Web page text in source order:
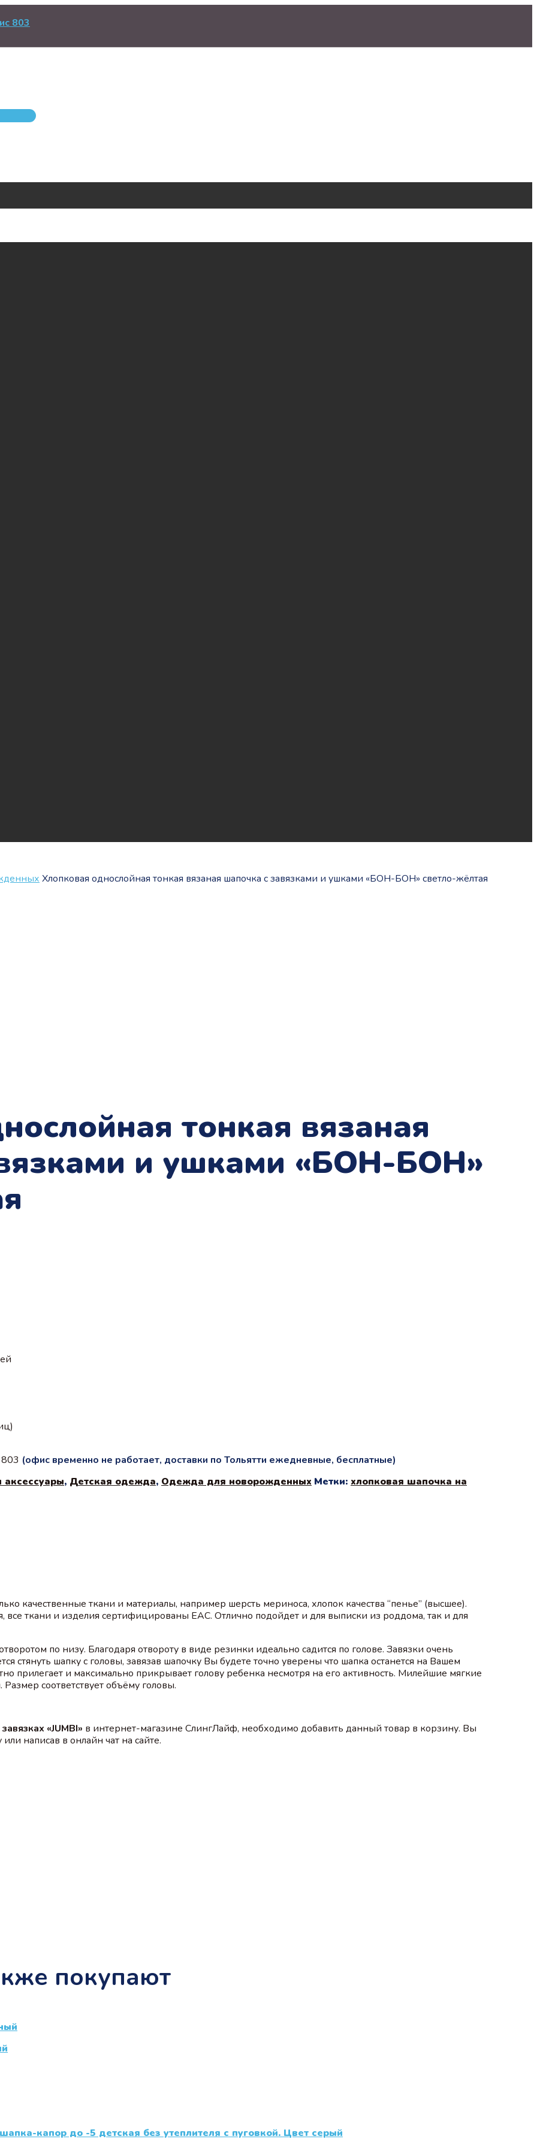
803
Хлопковая однослойная тонкая вязаная шапочка с завязками и ушками «БОН-БОН» светло-жёлтая
тонкая вязаная
и ушками «БОН-БОН»
(офис временно не работает, доставки по Тольятти ежедневные, бесплатные)
аксессуары, Детская одежда, Одежда для новорожденных Метки: хлопковая шапочка на
качественные ткани и материалы, например шерсть мериноса, хлопок качества “пенье” (высшее).
все ткани и изделия сертифицированы EAC. Отлично подойдет и для выписки из роддома, так и для
по низу. Благодаря отвороту в виде резинки идеально садится по голове. Завязки очень
стянуть шапку с головы, завязав шапочку Вы будете точно уверены что шапка останется на Вашем
прилегает и максимально прикрывает голову ребенка несмотря на его активность. Милейшие мягкие
соответствует объёму головы.
«JUMBI» в интернет-магазине СлингЛайф, необходимо добавить данный товар в корзину. Вы
написав в онлайн чат на сайте.
покупают